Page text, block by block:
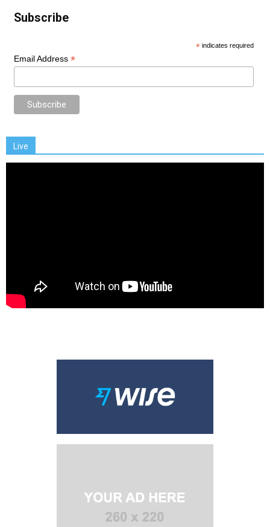
Subscribe
* indicates required
Email Address *
Live